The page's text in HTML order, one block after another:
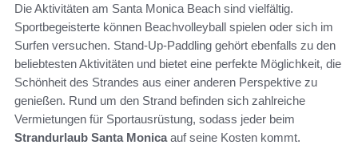
Die Aktivitäten am Santa Monica Beach sind vielfältig.
Sportbegeisterte können Beachvolleyball spielen oder sich im
Surfen versuchen. Stand-Up-Paddling gehört ebenfalls zu den
beliebtesten Aktivitäten und bietet eine perfekte Möglichkeit, die
Schönheit des Strandes aus einer anderen Perspektive zu
genießen. Rund um den Strand befinden sich zahlreiche
Vermietungen für Sportausrüstung, sodass jeder beim
Strandurlaub Santa Monicaauf seine Kosten kommt.